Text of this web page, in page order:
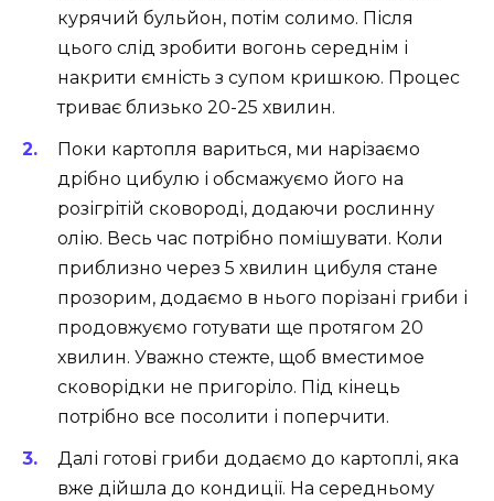
курячий бульйон, потім солимо. Після
цього слід зробити вогонь середнім і
накрити ємність з супом кришкою. Процес
триває близько 20-25 хвилин.
Поки картопля вариться, ми нарізаємо
дрібно цибулю і обсмажуємо його на
розігрітій сковороді, додаючи рослинну
олію. Весь час потрібно помішувати. Коли
приблизно через 5 хвилин цибуля стане
прозорим, додаємо в нього порізані гриби і
продовжуємо готувати ще протягом 20
хвилин. Уважно стежте, щоб вместимое
сковорідки не пригоріло. Під кінець
потрібно все посолити і поперчити.
Далі готові гриби додаємо до картоплі, яка
вже дійшла до кондиції. На середньому